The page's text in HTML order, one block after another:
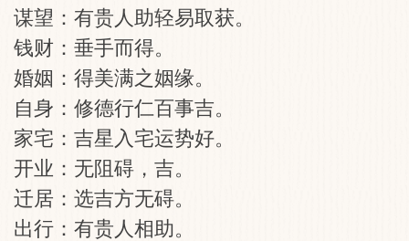
谋望：有贵人助轻易取获。
钱财：垂手而得。
婚姻：得美满之姻缘。
自身：修德行仁百事吉。
家宅：吉星入宅运势好。
开业：无阻碍，吉。
迁居：选吉方无碍。
出行：有贵人相助。